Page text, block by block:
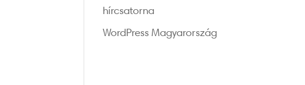
hírcsatorna
WordPress Magyarország